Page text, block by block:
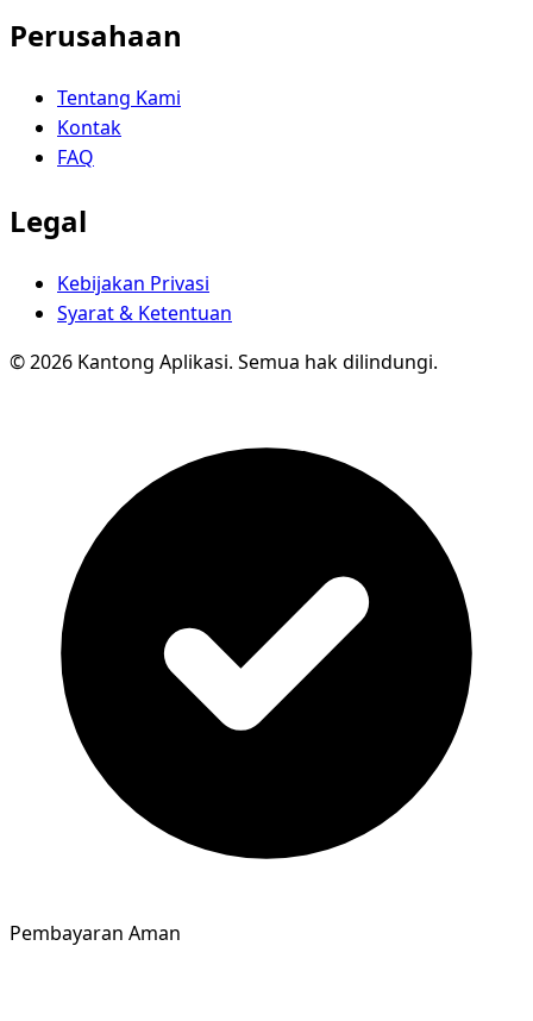
Perusahaan
Tentang Kami
Kontak
FAQ
Legal
Kebijakan Privasi
Syarat & Ketentuan
© 2026 Kantong Aplikasi. Semua hak dilindungi.
Pembayaran Aman